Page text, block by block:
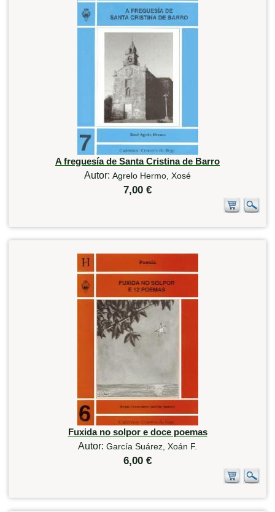
A freguesía de Santa Cristina de Barro
Autor: Agrelo Hermo, Xosé
7,00 €
Fuxida no solpor e doce poemas
Autor: García Suárez, Xoán F.
6,00 €